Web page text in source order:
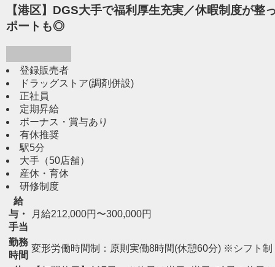
【港区】DGS大手で福利厚生充実／休暇制度が
ポートも◎
登録販売者
ドラッグストア(調剤併設)
正社員
定期昇給
ボーナス・賞与あり
有休推奨
駅5分
大手（50店舗）
産休・育休
研修制度
給
与・
手当
月給212,000円〜300,000円
勤務
時間
変形労働時間制：原則実働8時間(休憩60分) ※シフト制